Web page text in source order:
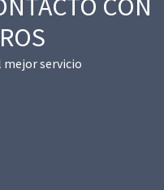
CON
mejor servicio